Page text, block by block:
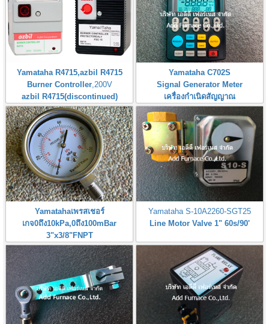
Yamataha R4715,azbil R4715
Burner Controller,200V
azbil R4715(discontinued)
Yamataha C702S
Signal Generator Meter
เครื่องกำเนิดสัญญาณ
Yamatahaเพรสเชอร์
เกจ0ถึง10kPa,0ถึง100mBar
3"x3/8"FNPT
Pressure Gauge 0-10kPa,0-
100mBar
Yamataha S-10A2260-SGT25
Line Motor Valve 1" 60s/90'